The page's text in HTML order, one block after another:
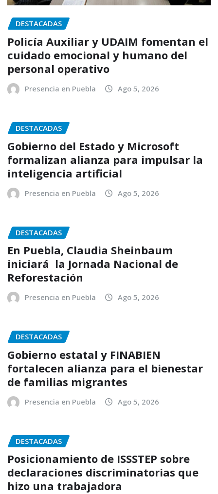
DESTACADAS
Policía Auxiliar y UDAIM fomentan el
cuidado emocional y humano del
personal operativo
Presencia en Puebla Ago 5, 2026
DESTACADAS
Gobierno del Estado y Microsoft
formalizan alianza para impulsar la
inteligencia artificial
Presencia en Puebla Ago 5, 2026
DESTACADAS
En Puebla, Claudia Sheinbaum
iniciará la Jornada Nacional de
Reforestación
Presencia en Puebla Ago 5, 2026
DESTACADAS
Gobierno estatal y FINABIEN
fortalecen alianza para el bienestar
de familias migrantes
Presencia en Puebla Ago 5, 2026
DESTACADAS
Posicionamiento de ISSSTEP sobre
declaraciones discriminatorias que
hizo una trabajadora